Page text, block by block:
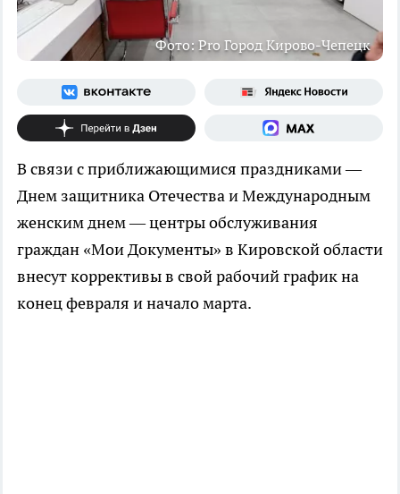
Фото: Pro Город Кирово-Чепецк
В связи с приближающимися праздниками —
Днем защитника Отечества и Международным
женским днем — центры обслуживания
граждан «Мои Документы» в Кировской области
внесут коррективы в свой рабочий график на
конец февраля и начало марта.